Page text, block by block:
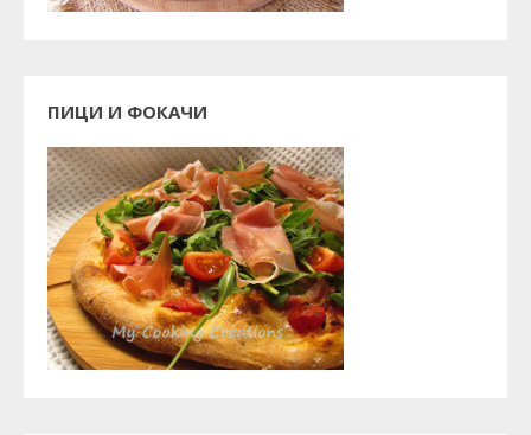
ПИЦИ И ФОКАЧИ